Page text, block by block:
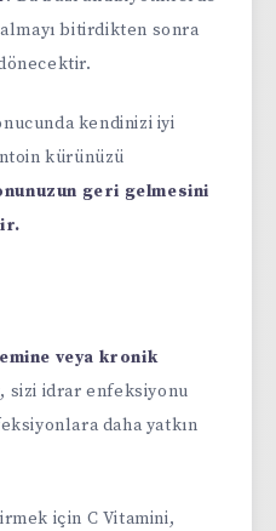
bitirdikten sonra
kendinizi iyi
kürünüzü
geri gelmesini
veya kronik
sizi idrar enfeksiyonu
daha yatkın
için C Vitamini,